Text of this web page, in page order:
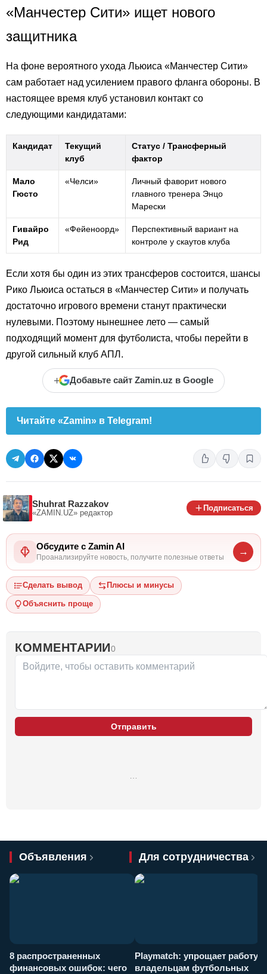
«Манчестер Сити» ищет нового
защитника
На фоне вероятного ухода Льюиса «Манчестер Сити»
сам работает над усилением правого фланга обороны. В
настоящее время клуб установил контакт со
следующими кандидатами:
Кандидат
Текущий
клуб
Статус / Трансферный
фактор
Мало
Гюсто
«Челси»
Личный фаворит нового
главного тренера Энцо
Марески
Гивайро
Рид
«Фейеноорд»
Перспективный вариант на
контроле у скаутов клуба
Если хотя бы один из этих трансферов состоится, шансы
Рико Льюиса остаться в «Манчестер Сити» и получать
достаточно игрового времени станут практически
нулевыми. Поэтому нынешнее лето — самый
подходящий момент для футболиста, чтобы перейти в
другой сильный клуб АПЛ.
+ Добавьте сайт Zamin.uz в Google
Читайте «Zamin» в Telegram!
Shuhrat Razzakov
«ZAMIN.UZ» редактор
Подписаться
Обсудите с Zamin AI
Проанализируйте новость, получите полезные ответы
→
Сделать вывод Плюсы и минусы
Объяснить проще
КОММЕНТАРИИ0
Отправить
Объявления Для сотрудничества
8 распространенных
финансовых ошибок: чего
Playmatch: упрощает работу
владельцам футбольных